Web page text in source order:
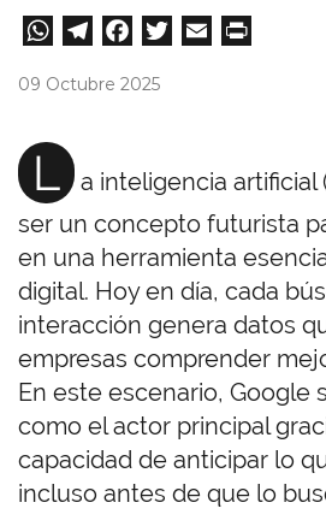
W
A
pp
Te
m
Fa
09 Octubre 2025
L
a inteligencia artificial
ser un concepto futurista
en una herramienta
digital. Hoy en día, cada
interacción genera datos
empresas comprender
En este escenario, Google
como el actor principal
capacidad de anticipar lo
incluso antes de que lo